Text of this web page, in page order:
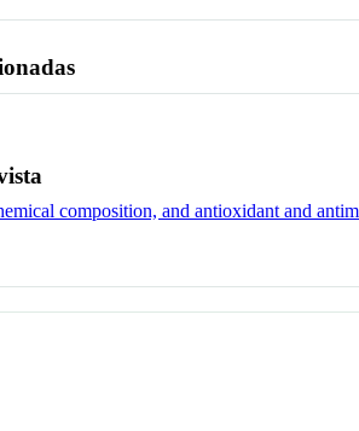
composition, and antioxidant and